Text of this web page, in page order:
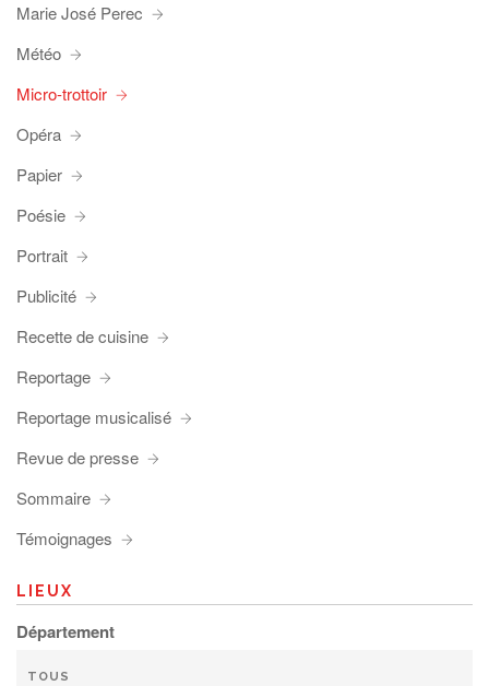
Marie José Perec
Météo
Micro-trottoir
Opéra
Papier
Poésie
Portrait
Publicité
Recette de cuisine
Reportage
Reportage musicalisé
Revue de presse
Sommaire
Témoignages
LIEUX
Département